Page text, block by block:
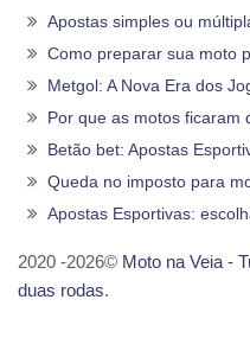
Apostas simples ou
Como preparar sua moto
Metgol: A Nova Era dos
Por que as motos ficaram
Betão bet: Apostas
Queda no imposto para
Apostas Esportivas:
2020 -2026© Moto na Veia -
duas rodas.